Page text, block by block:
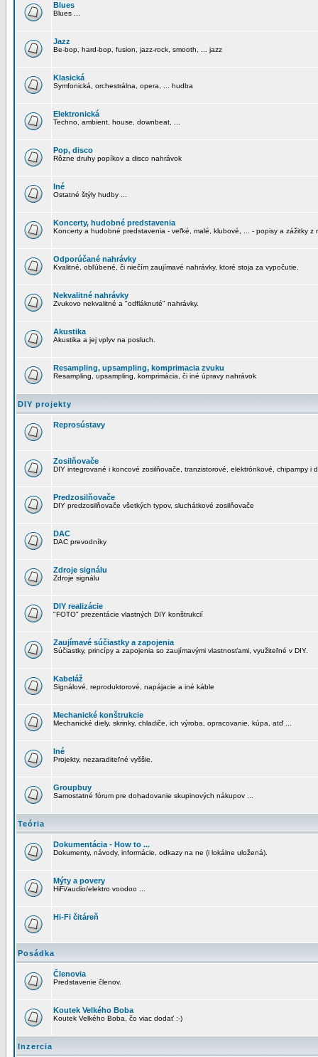
Blues
Blues ...
Jazz
Be-bop, hard-bop, fusion, jazz-rock, smooth, ... jazz
Klasická
Symfonická, orchestrálna, opera, ... hudba
Elektronická
Techno, ambient, house, downbeat, ...
Pop, disco
Rôzne druhy popíkov a disco nahrávok
Iné
Ostatné štýly hudby ...
Koncerty, hudobné predstavenia
Koncerty a hudobné predstavenia - veľké, malé, klubové, ... - popisy a zážitky z
Odporúčané nahrávky
Kvalitné, obľúbené, či niečím zaujímavé nahrávky, ktoré stoja za vypočutie.
Nekvalitné nahrávky
Zvukovo nekvalitné a "odfláknuté" nahrávky.
Akustika
Akustika a jej vplyv na posluch.
Resampling, upsampling, komprimacia zvuku
Resampling, upsampling, komprimácia, či iné úpravy nahrávok
DIY projekty
Reprosústavy
Zosilňovače
DIY integrované i koncové zosilňovače, tranzistorové, elektrónkové, chipampy i
Predzosilňovače
DIY predzosilňovače všetkých typov, sluchátkové zosilňovače
DAC
DAC prevodníky
Zdroje signálu
Zdroje signálu
DIY realizácie
"FOTO" prezentácie vlastných DIY konštrukcií
Zaujímavé súčiastky a zapojenia
Súčiastky, princípy a zapojenia so zaujímavými vlastnosťami, využiteľné v DIY.
Kabeláž
Signálové, reproduktorové, napájacie a iné káble
Mechanické konštrukcie
Mechanické diely, skrinky, chladiče, ich výroba, opracovanie, kúpa, atď ...
Iné
Projekty, nezaraditeľné vyššie.
Groupbuy
Samostatné fórum pre dohadovanie skupinových nákupov ...
Teória
Dokumentácia - How to ...
Dokumenty, návody, informácie, odkazy na ne (i lokálne uložená).
Mýty a povery
HiFi/audio/elektro voodoo ...
Hi-Fi čitáreň
Posádka
Členovia
Predstavenie členov.
Koutek Velkého Boba
Koutek Velkého Boba, čo viac dodať :-)
Inzercia